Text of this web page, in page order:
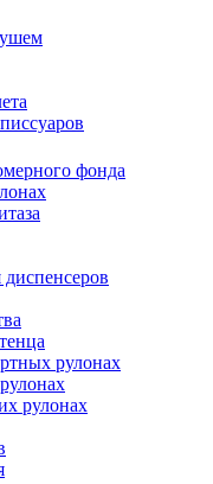
фонда
рулонах
рулонах